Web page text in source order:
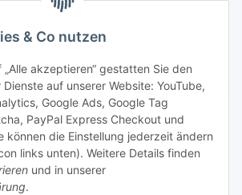
& Co nutzen
akzeptieren“ gestatten Sie den
auf unserer Website: YouTube,
Google Ads, Google Tag
PayPal Express Checkout und
können die Einstellung jederzeit ändern
links unten). Weitere Details finden
und in unserer
.
regelmäßig und jederzeit widerruflich
Abonnieren